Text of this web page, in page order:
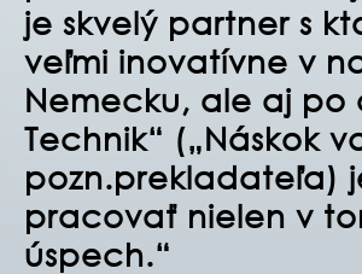
je skvelý partner s
veľmi inovatívne v
Nemecku, ale aj po
Technik“ („Náskok
pozn.prekladateľa)
pracovať nielen v
úspech.“